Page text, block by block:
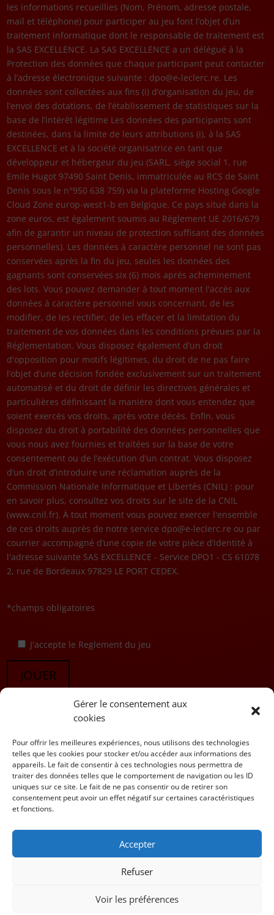
Gérer le consentement aux
cookies
Pour offrir les meilleures expériences, nous utilisons des technologies
telles que les cookies pour stocker et/ou accéder aux informations des
appareils. Le fait de consentir à ces technologies nous permettra de
traiter des données telles que le comportement de navigation ou les ID
uniques sur ce site. Le fait de ne pas consentir ou de retirer son
consentement peut avoir un effet négatif sur certaines caractéristiques
et fonctions.
Accepter
Refuser
Voir les préférences
les informations recueillies (Nom, Prénom, adresse postale,
mail et téléphone) pour participer au jeu font l’objet d’un
traitement informatique dont le responsable de traitement est
la SAS EXCELLENCE. La SAS EXCELLENCE a un délégué à la
Protection des données que chaque participant peut contacter
à l’adresse électronique suivante : dpo@e-leclerc.re. Les
données sont collectées aux fins (i) d’organisation du jeu, de
l’envoi des dotations, de l’établissement de statistiques sur la
base de l’intérêt légitime Les données des participants sont
destinées, dans la limite de leurs attributions (i), à la SAS
EXCELLENCE et à la société organisatrice en tant que
développeur et hébergeur du jeu (SARL, siège social 1, rue
Emile Hugot 97490 Saint Denis, immatriculée au RCS de Saint
Denis sous le n°950 638 759) via la plateforme Hosting Google
Cloud Zone europ-west1-b en Belgique. Ce pays situé dans la
zone euros, est également soumis au Règlement UE 2016/679
afin de garantir un niveau de protection suffisant des données
personnelles). Les données à caractère personnel ne sont pas
conservées après la fin du jeu, seules les données des
gagnants sont conservées six (6) mois après acheminement
des lots. Vous pouvez demander à tout moment l'accès aux
données à caractère personnel vous concernant, de les
modifier, de les rectifier, de les effacer et la limitation du
traitement de vos données dans les conditions prévues par la
Réglementation. Vous disposez également d’un droit
d'opposition pour motifs légitimes, du droit de ne pas faire
l’objet d’une décision fondée exclusivement sur un traitement
automatisé et du droit de définir les directives générales et
particulières définissant la manière dont vous entendez que
soient exercés vos droits, après votre décès. Enfin, vous
disposez du droit à portabilité des données personnelles que
vous nous avez fournies et traitées sur la base de votre
consentement ou de l’exécution d’un contrat. Vous disposez
d’un droit d’introduire une réclamation auprès de la
Commission Nationale Informatique et Libertés (CNIL) : pour
en savoir plus, consultez vos droits sur le site de la CNIL
(www.cnil.fr). À tout moment vous pouvez exercer l'ensemble
de ces droits auprès de notre service dpo@e-leclerc.re ou par
courrier accompagné d’une copie de votre pièce d’identité à
l'adresse suivante SAS EXCELLENCE - Service DPO1 - CS 61078
2, rue de Bordeaux 97829 LE PORT CEDEX.
*champs obligatoires
J'accepte le Reglement du jeu
JOUER